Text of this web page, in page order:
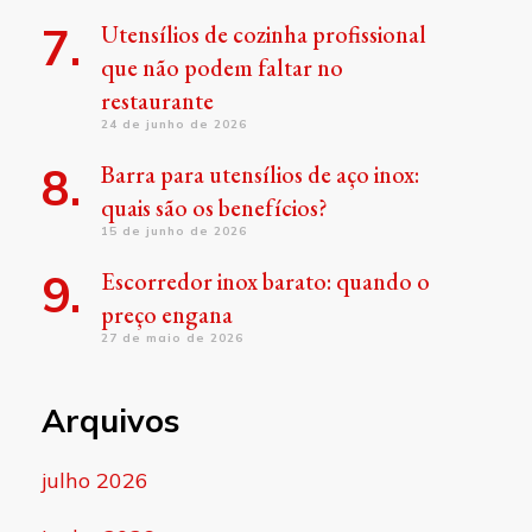
Utensílios de cozinha profissional
que não podem faltar no
restaurante
24 de junho de 2026
Barra para utensílios de aço inox:
quais são os benefícios?
15 de junho de 2026
Escorredor inox barato: quando o
preço engana
27 de maio de 2026
Arquivos
julho 2026